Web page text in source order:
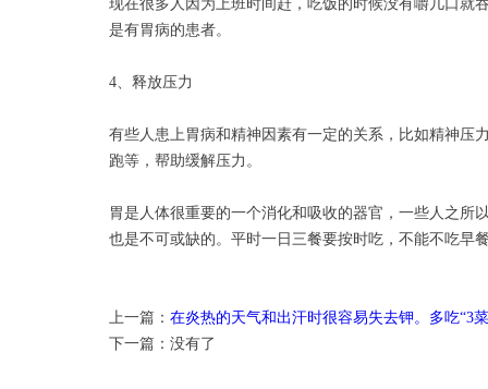
现在很多人因为上班时间赶，吃饭的时候没有嚼几口就
是有胃病的患者。
4、释放压力
有些人患上胃病和精神因素有一定的关系，比如精神压
跑等，帮助缓解压力。
胃是人体很重要的一个消化和吸收的器官，一些人之所
也是不可或缺的。平时一日三餐要按时吃，不能不吃早
上一篇： 在炎热的天气和出汗时很容易失去钾。多吃“3菜
下一篇：没有了